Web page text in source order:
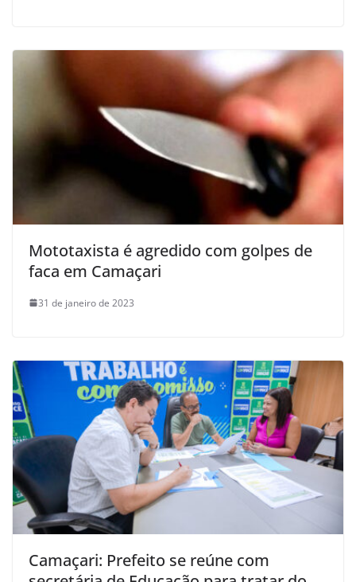
Mototaxista é agredido com golpes de
faca em Camaçari
31 de janeiro de 2023
Camaçari: Prefeito se reúne com